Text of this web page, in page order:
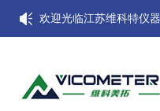
欢迎光临江苏维科特仪